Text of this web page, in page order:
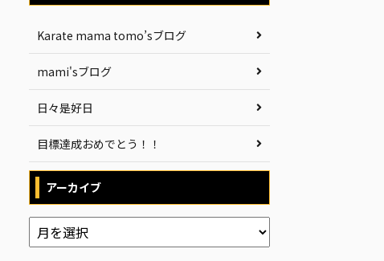
Karate mama tomo’sブログ
mami'sブログ
日々是好日
目標達成おめでとう！！
アーカイブ